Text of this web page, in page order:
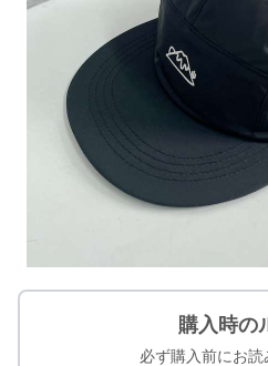
購入時の
必ず購入前にお読